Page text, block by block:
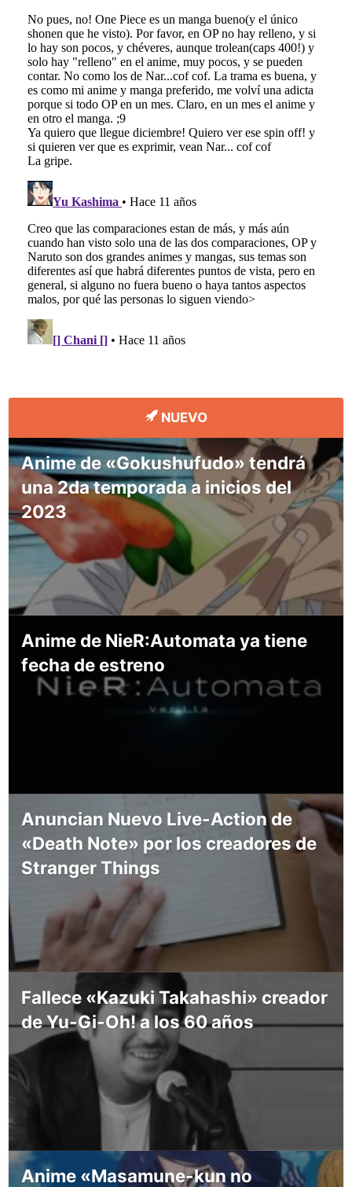
NUEVO
Anime de «Gokushufudo» tendrá
una 2da temporada a inicios del
2023
Anime de NieR:Automata ya tiene
fecha de estreno
Anuncian Nuevo Live-Action de
«Death Note» por los creadores de
Stranger Things
Fallece «Kazuki Takahashi» creador
de Yu-Gi-Oh! a los 60 años
Anime «Masamune-kun no